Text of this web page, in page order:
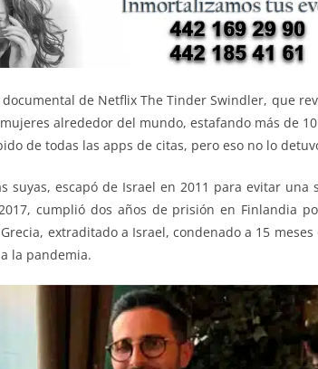
de Netflix The Tinder Swindler, que
alrededor del mundo, estafando más de
de todas las apps de citas, pero eso no lo
suyas, escapó de Israel en 2011 para evitar una
cumplió dos años de prisión en Finlandia
extraditado a Israel, condenado a 15 meses
la pandemia.